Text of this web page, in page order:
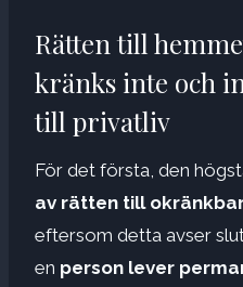
Rätten till
kränks inte och
till privatliv
För det första, den
av rätten till
eftersom detta avser
en person lever